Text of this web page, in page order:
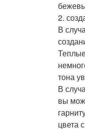
2.
В
тона
В
вы
цвета